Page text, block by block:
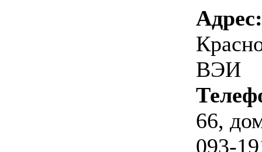
Адрес:
ВЭИ
66,
093-